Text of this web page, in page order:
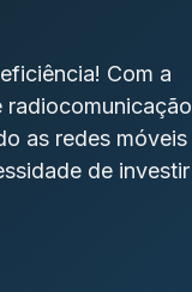
Com a
radiocomunicação
as redes móveis
de investir